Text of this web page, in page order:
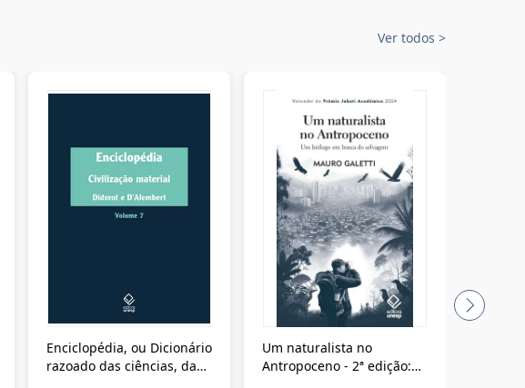
Ver todos >
Enciclopédia, ou Dicionário
razoado das ciências, das
Um naturalista no
Antropoceno - 2ª edição: